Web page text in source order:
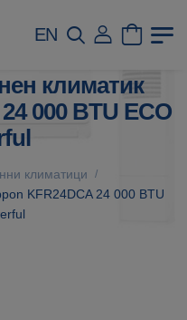
EN
климатик
000 BTU ECO
климатици /
KFR24DCA 24 000 BTU